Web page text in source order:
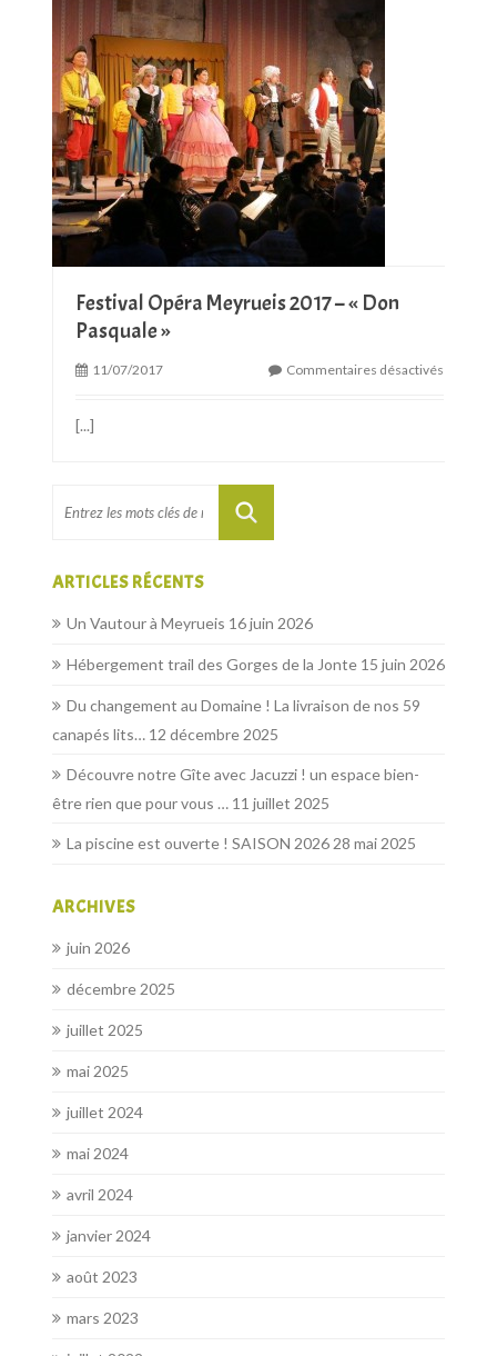
Festival Opéra Meyrueis 2017 – « Don
Pasquale »
11/07/2017 Commentaires désactivés
[...]
ARTICLES RÉCENTS
Un Vautour à Meyrueis 16 juin 2026
Hébergement trail des Gorges de la Jonte 15 juin 2026
Du changement au Domaine ! La livraison de nos 59
canapés lits… 12 décembre 2025
Découvre notre Gîte avec Jacuzzi ! un espace bien-
être rien que pour vous … 11 juillet 2025
La piscine est ouverte ! SAISON 2026 28 mai 2025
ARCHIVES
juin 2026
décembre 2025
juillet 2025
mai 2025
juillet 2024
mai 2024
avril 2024
janvier 2024
août 2023
mars 2023